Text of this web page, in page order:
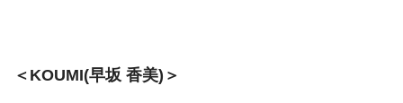
＜KOUMI(早坂 香美)＞